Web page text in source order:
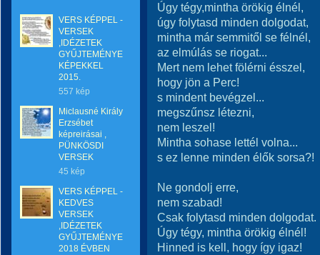
VERS KÉPPEL -
VERSEK
,IDÉZETEK
GYŰJTEMÉNYE
KÉPEKKEL
2015.
557 kép
Miclausné Király
Erzsébet
képreirásai ,
PÜNKÖSDI
VERSEK
45 kép
VERS KÉPPEL -
KEDVES
VERSEK
,IDÉZETEK
GYŰJTEMÉNYE
2018 ÉVBEN
Úgy tégy,mintha örökig élnél,
úgy folytasd minden dolgodat,
mintha már semmitől se félnél,
az elmúlás se riogat...
Mert nem lehet fölérni ésszel,
hogy jön a Perc!
s mindent bevégzel...
megszűnsz létezni,
nem leszel!
Mintha sohase lettél volna...
s ez lenne minden élők sorsa?!
Ne gondolj erre,
nem szabad!
Csak folytasd minden dolgodat.
Úgy tégy, mintha örökig élnél!
Hinned is kell, hogy így igaz!